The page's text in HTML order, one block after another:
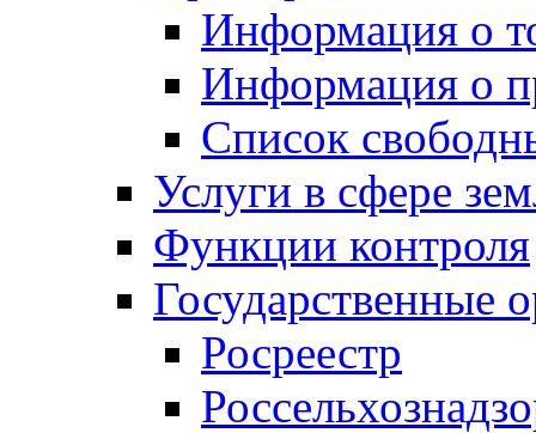
Информация о
Информация о
Список
Услуги в сфере
Функции контроля
Государственные
Росреестр